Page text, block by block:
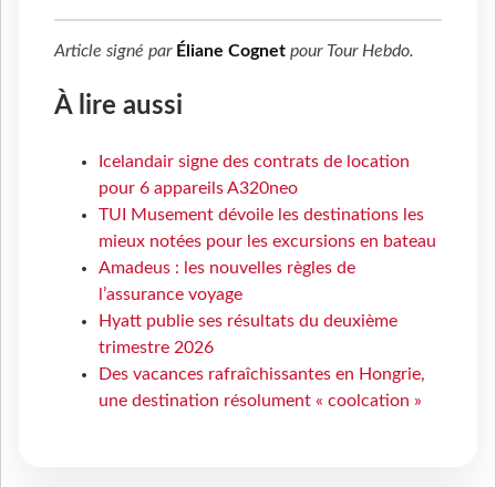
Article signé par Éliane Cognet pour Tour Hebdo.
À lire aussi
Icelandair signe des contrats de location
pour 6 appareils A320neo
TUI Musement dévoile les destinations les
mieux notées pour les excursions en bateau
Amadeus : les nouvelles règles de
l’assurance voyage
Hyatt publie ses résultats du deuxième
trimestre 2026
Des vacances rafraîchissantes en Hongrie,
une destination résolument « coolcation »